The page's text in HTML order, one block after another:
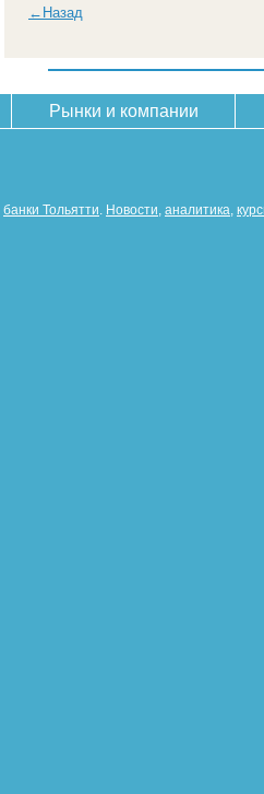
←Назад
Рынки и компании
банки Тольятти Новости аналитика